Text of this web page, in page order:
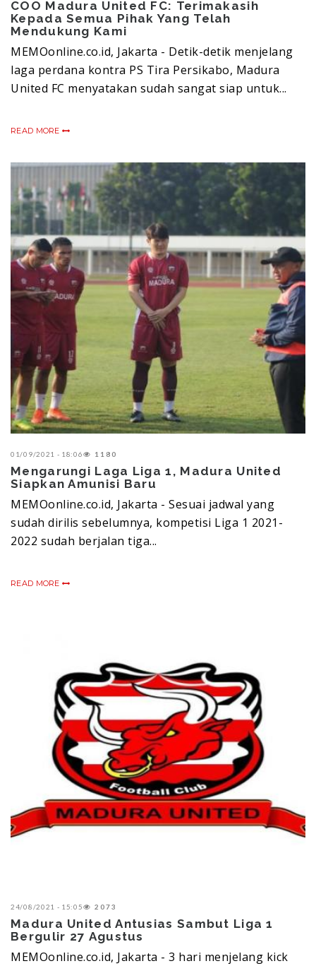
COO Madura United FC: Terimakasih
Kepada Semua Pihak Yang Telah
Mendukung Kami
MEMOonline.co.id, Jakarta - Detik-detik menjelang
laga perdana kontra PS Tira Persikabo, Madura
United FC menyatakan sudah sangat siap untuk...
READ MORE
01/09/2021 - 18:06 1180
Mengarungi Laga Liga 1, Madura United
Siapkan Amunisi Baru
MEMOonline.co.id, Jakarta - Sesuai jadwal yang
sudah dirilis sebelumnya, kompetisi Liga 1 2021-
2022 sudah berjalan tiga...
READ MORE
24/08/2021 - 15:05 2073
Madura United Antusias Sambut Liga 1
Bergulir 27 Agustus
MEMOonline.co.id, Jakarta - 3 hari menjelang kick